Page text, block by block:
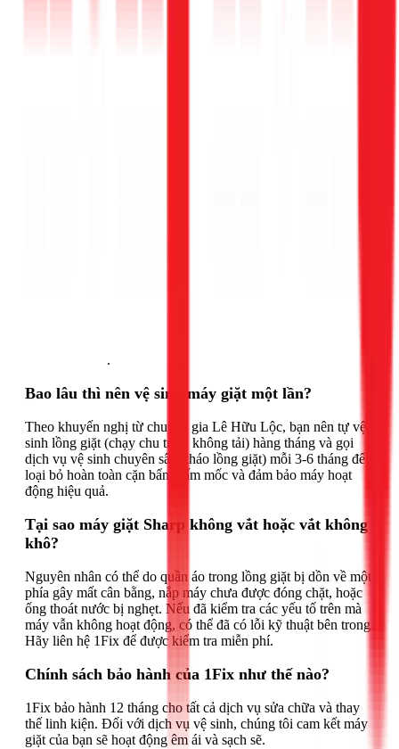
.
Bao lâu thì nên vệ sinh máy giặt một lần?
Theo khuyến nghị từ chuyên gia Lê Hữu Lộc, bạn nên tự vệ
sinh lồng giặt (chạy chu trình không tải) hàng tháng và gọi
dịch vụ vệ sinh chuyên sâu (tháo lồng giặt) mỗi 3-6 tháng để
loại bỏ hoàn toàn cặn bẩn, nấm mốc và đảm bảo máy hoạt
động hiệu quả.
Tại sao máy giặt Sharp không vắt hoặc vắt không
khô?
Nguyên nhân có thể do quần áo trong lồng giặt bị dồn về một
phía gây mất cân bằng, nắp máy chưa được đóng chặt, hoặc
ống thoát nước bị nghẹt. Nếu đã kiểm tra các yếu tố trên mà
máy vẫn không hoạt động, có thể đã có lỗi kỹ thuật bên trong.
Hãy liên hệ 1Fix để được kiểm tra miễn phí.
Chính sách bảo hành của 1Fix như thế nào?
1Fix bảo hành 12 tháng cho tất cả dịch vụ sửa chữa và thay
thế linh kiện. Đối với dịch vụ vệ sinh, chúng tôi cam kết máy
giặt của bạn sẽ hoạt động êm ái và sạch sẽ.